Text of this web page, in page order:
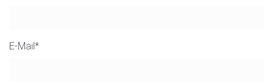
E-Mail*